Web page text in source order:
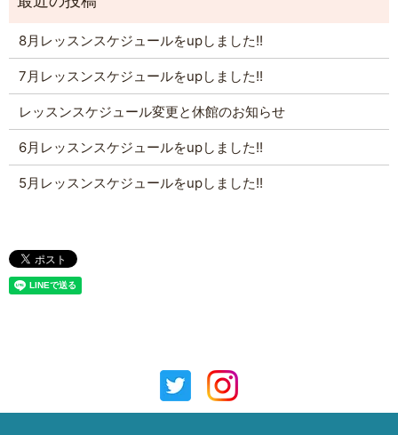
8月レッスンスケジュールをupしました!!
7月レッスンスケジュールをupしました!!
レッスンスケジュール変更と休館のお知らせ
6月レッスンスケジュールをupしました!!
5月レッスンスケジュールをupしました!!